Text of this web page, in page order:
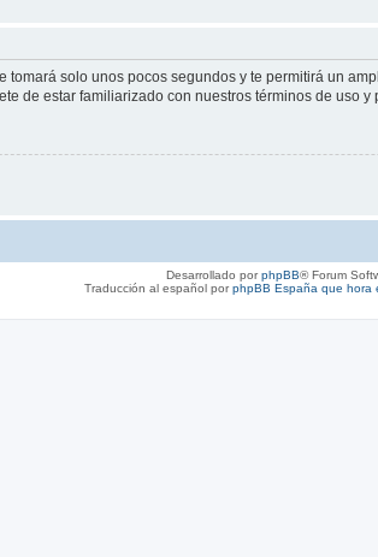
tomará solo unos pocos segundos y te permitirá un
de estar familiarizado con nuestros términos de uso
Desarrollado porphpBB® Forum
Traducción al español porphpBB España que hora